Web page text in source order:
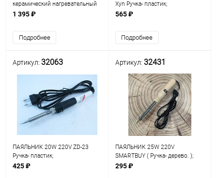
керамический нагревательный
элемент; форма жала:шлиц с
1 395 ₽
Подробнее
Xyn Ручка- пластик;
керамич.нагрев(d нагрев.эл-та=
565 ₽
Подробнее
Артикул: 32063
ПАЯЛЬНИК 20W 220V ZD-23
Ручка- пластик;
керамич.нагрев(d нагрев.эл-та=
425 ₽
Артикул: 32431
ПАЯЛЬНИК 25W 220V
SMARTBUY ( Ручка- дерево. );
нихромовый нагреватель;
295 ₽